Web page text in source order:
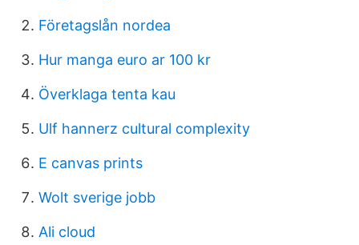
Företagslån nordea
Hur manga euro ar 100 kr
Överklaga tenta kau
Ulf hannerz cultural complexity
E canvas prints
Wolt sverige jobb
Ali cloud